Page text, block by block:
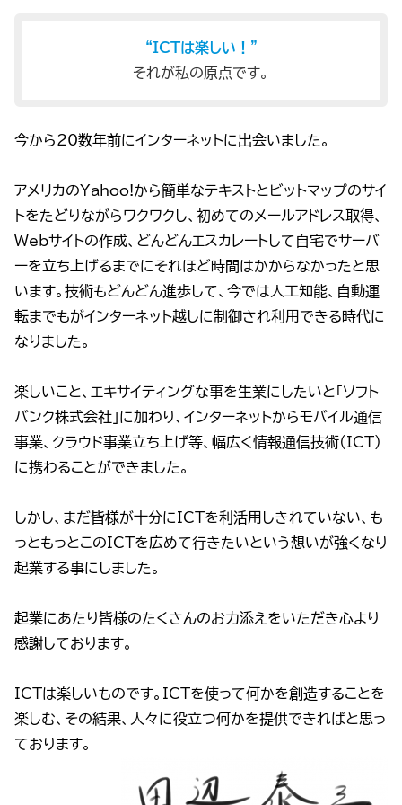
“ICTは楽しい！”
それが私の原点です。
今から20数年前にインターネットに出会いました。
アメリカのYahoo!から簡単なテキストとビットマップのサイ
トをたどりながらワクワクし、初めてのメールアドレス取得、
Webサイトの作成、どんどんエスカレートして自宅でサーバ
ーを立ち上げるまでにそれほど時間はかからなかったと思
います。技術もどんどん進歩して、今では人工知能、自動運
転までもがインターネット越しに制御され利用できる時代に
なりました。
楽しいこと、エキサイティングな事を生業にしたいと「ソフト
バンク株式会社」に加わり、インターネットからモバイル通信
事業、クラウド事業立ち上げ等、幅広く情報通信技術(ICT)
に携わることができました。
しかし、まだ皆様が十分にICTを利活用しきれていない、も
っともっとこのICTを広めて行きたいという想いが強くなり
起業する事にしました。
起業にあたり皆様のたくさんのお力添えをいただき心より
感謝しております。
ICTは楽しいものです。ICTを使って何かを創造することを
楽しむ、その結果、人々に役立つ何かを提供できればと思っ
ております。